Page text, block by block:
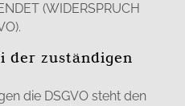
(WIDERSPRUCH
der zuständigen
die DSGVO steht den